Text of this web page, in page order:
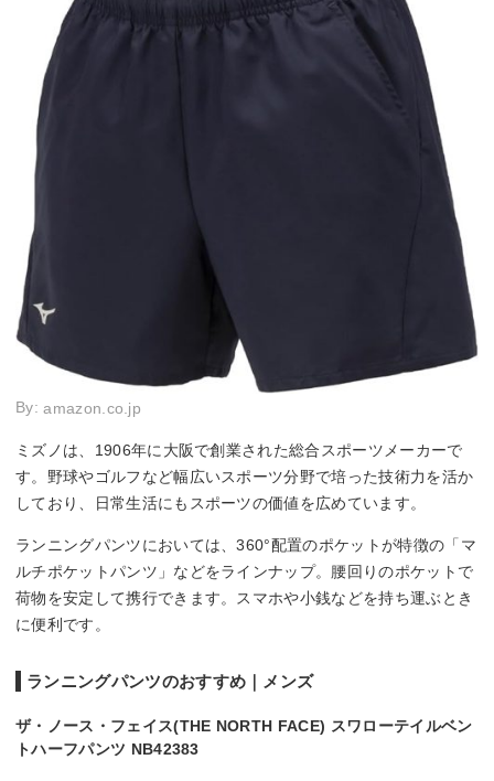
By:amazon.co.jp
ミズノは、1906年に大阪で創業された総合スポーツメーカーで
す。野球やゴルフなど幅広いスポーツ分野で培った技術力を活か
しており、日常生活にもスポーツの価値を広めています。
ランニングパンツにおいては、360°配置のポケットが特徴の「マ
ルチポケットパンツ」などをラインナップ。腰回りのポケットで
荷物を安定して携行できます。スマホや小銭などを持ち運ぶとき
に便利です。
ランニングパンツのおすすめ｜メンズ
ザ・ノース・フェイス(THE NORTH FACE) スワローテイルベン
トハーフパンツ NB42383